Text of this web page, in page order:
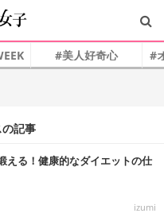
#美人好奇心 #
記事
える！健康的なダイエットの仕
izumi